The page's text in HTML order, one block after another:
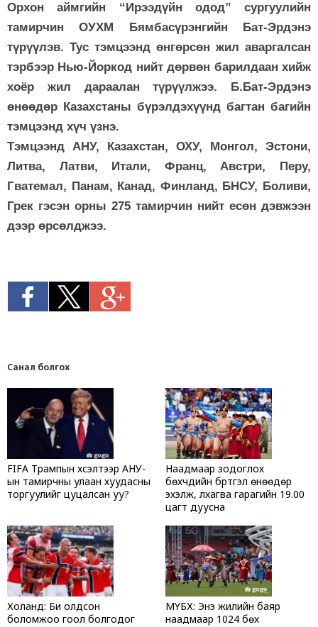
Орхон аймгийн “Ирээдүйн одод” сургуулийн
тамирчин ОУХМ Бямбасүрэнгийн Бат-Эрдэнэ
түрүүлэв. Тус тэмцээнд өнгөрсөн жил аваргалсан
тэрбээр Нью-Йоркод нийт дөрвөн барилдаан хийж
хоёр жил дараалан түрүүлжээ. Б.Бат-Эрдэнэ
өнөөдөр Казахстаны бүрэлдэхүүнд багтан багийн
тэмцээнд хүч үзнэ.
Тэмцээнд АНУ, Казахстан, ОХУ, Монгол, Эстони,
Литва, Латви, Итали, Франц, Австри, Перу,
Гватемал, Панам, Канад, Финланд, БНСУ, Боливи,
Грек гэсэн орны 275 тамирчин нийт есөн дэвжээн
дээр өрсөлджээ.
Санал болгох
FIFA Трампын хүсэлтээр АНУ-
ын тамирчны улаан хуудасны
торгуулийг цуцалсан уу?
Наадмаар зодоглох
бөхчүүдийн бүртгэл өнөөдөр
эхэлж, лхагва гарагийн 19.00
цагт дуусна
Холанд: Би олдсон
боломжоо гоол болгодог
МҮБХ: Энэ жилийн баяр
наадмаар 1024 бөх